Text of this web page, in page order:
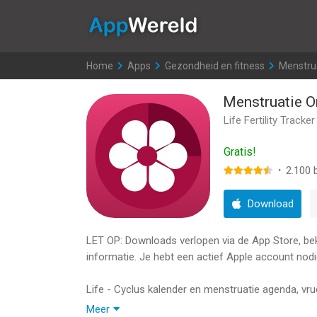
Home >
Apps >
Gezondheid en fitness >
Menstruatie
Life Fertility Tracker
Gratis!
· 2.100
Download
LET OP: Downloads verlopen via de App Store,
informatie. Je hebt een actief Apple account
Life - Cyclus kalender en menstruatie agenda,
Meer